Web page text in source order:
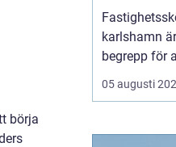
börja
karlshamn
begrepp för
insatser
fastighet
05 augusti